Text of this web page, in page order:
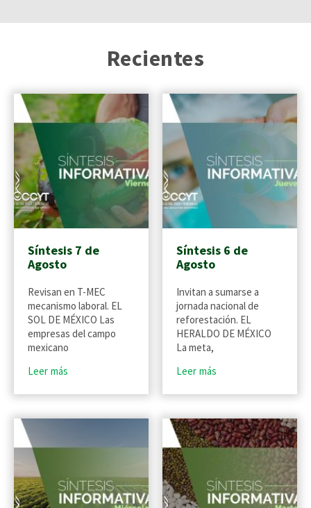
Recientes
Síntesis 7 de
Agosto
Revisan en T-MEC
mecanismo laboral. EL
SOL DE MÉXICO Las
empresas del campo
mexicano
Leer más
Síntesis 6 de
Agosto
Invitan a sumarse a
jornada nacional de
reforestación. EL
HERALDO DE MÉXICO
La meta,
Leer más